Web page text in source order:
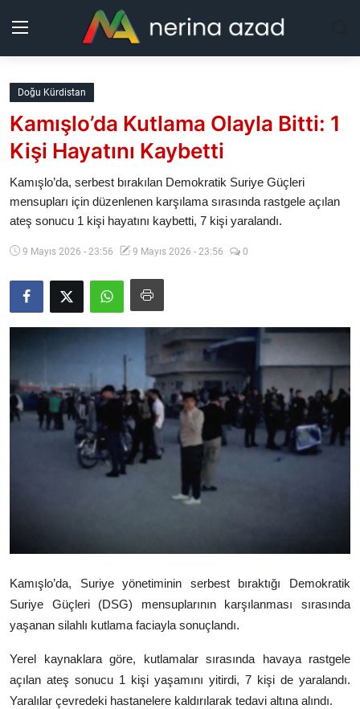
Kurdistan
Bölgeler
Güncel
Analiz
Makaleler
Galeri
Yazarlar
Doğu Kürdistan
Kamışlo’da Kutlama Olayla Bitti: 1
Kişi Hayatını Kaybetti
Kamışlo’da, serbest bırakılan Demokratik Suriye Güçleri
mensupları için düzenlenen karşılama sırasında rastgele açılan
ateş sonucu 1 kişi hayatını kaybetti, 7 kişi yaralandı.
9 Mayıs 2026 - 23:56 9 Mayıs 2026 - 23:56 0
Kamışlo’da, Suriye yönetiminin serbest bıraktığı Demokratik
Suriye Güçleri(DSG) mensuplarının karşılanması sırasında
yaşanan silahlı kutlama faciayla sonuçlandı.
Yerel kaynaklara göre, kutlamalar sırasında havaya rastgele
açılan ateş sonucu 1 kişi yaşamını yitirdi, 7 kişi de yaralandı.
Yaralılar çevredeki hastanelere kaldırılarak tedavi altına alındı.